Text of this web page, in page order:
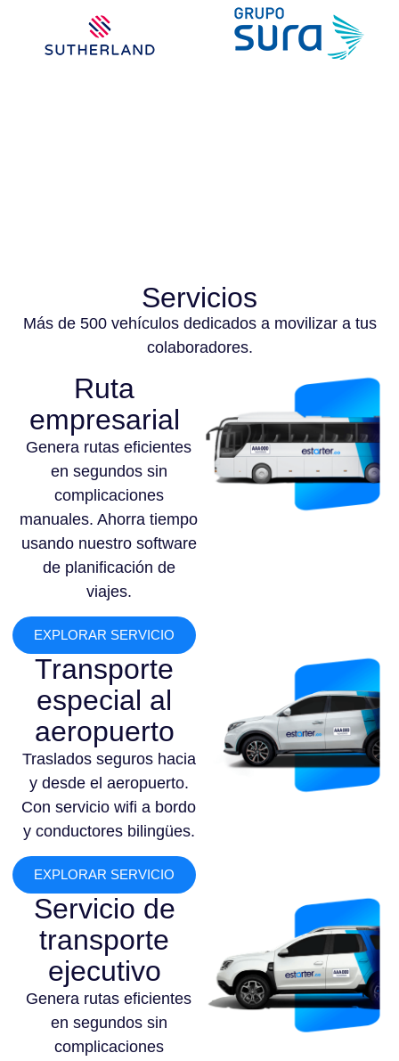
Servicios
Más de 500 vehículos dedicados a movilizar a tus
colaboradores.
Ruta
empresarial
Genera rutas eficientes
en segundos sin
complicaciones
manuales. Ahorra tiempo
usando nuestro software
de planificación de
viajes.
EXPLORAR SERVICIO
Transporte
especial al
aeropuerto
Traslados seguros hacia
y desde el aeropuerto.
Con servicio wifi a bordo
y conductores bilingües.
EXPLORAR SERVICIO
Servicio de
transporte
ejecutivo
Genera rutas eficientes
en segundos sin
complicaciones